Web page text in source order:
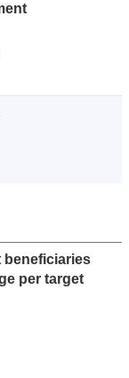
beneficiaries
per target